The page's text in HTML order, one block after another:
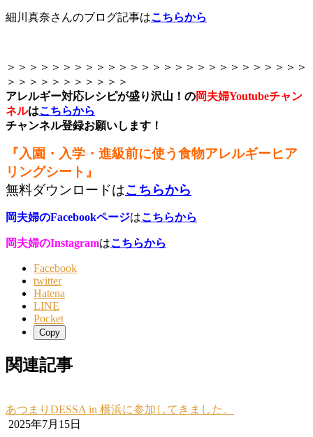
細川真奈さんのブログ記事はこちらから
＞＞＞＞＞＞＞＞＞＞＞＞＞＞＞＞＞＞＞＞＞＞＞＞＞＞＞
＞＞＞＞＞＞＞＞＞＞＞
アレルギー対応レシピが盛り沢山！の岡夫婦Youtubeチャン
ネルはこちらから
チャンネル登録お願いします！
『入園・入学・進級前に使う食物アレルギーヒア
リングシート』
無料ダウンロードはこちらから
岡夫婦のFacebookページはこちらから
岡夫婦のInstagramはこちらから
Facebook
twitter
Hatena
LINE
Pocket
Copy
関連記事
あつまりDESSA in 横浜に参加してきました。
2025年7月15日